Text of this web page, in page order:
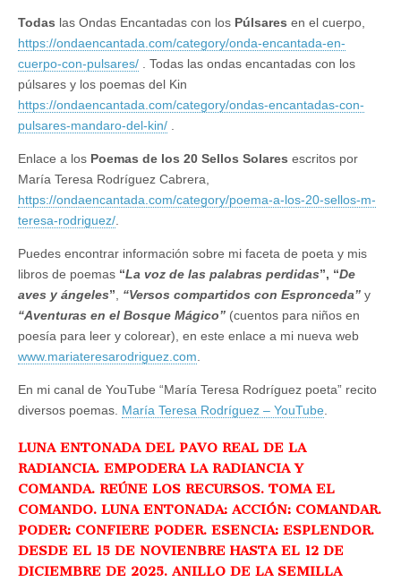
Todas las Ondas Encantadas con los Púlsares en el cuerpo,
https://ondaencantada.com/category/onda-encantada-en-
cuerpo-con-pulsares/ . Todas las ondas encantadas con los
púlsares y los poemas del Kin
https://ondaencantada.com/category/ondas-encantadas-con-
pulsares-mandaro-del-kin/
Enlace a los Poemas de los 20 Sellos Solares escritos por
María Teresa Rodríguez Cabrera,
https://ondaencantada.com/category/poema-a-los-20-sellos-m-
teresa-rodriguez/
Puedes encontrar información sobre mi faceta de poeta y mis
libros de poemas “La voz de las palabras perdidas”, “De
aves y ángeles” “Versos compartidos con Espronceda” y
“Aventuras en el Bosque Mágico” (cuentos para niños en
poesía para leer y colorear), en este enlace a mi nueva web
www.mariateresarodriguez.com
En mi canal de YouTube “María Teresa Rodríguez poeta” recito
diversos poemas. María Teresa Rodríguez – YouTube
LUNA ENTONADA DEL PAVO REAL DE LA
RADIANCIA. EMPODERA LA RADIANCIA Y
COMANDA. REÚNE LOS RECURSOS. TOMA EL
COMANDO. LUNA ENTONADA: ACCIÓN: COMANDAR.
PODER: CONFIERE PODER. ESENCIA: ESPLENDOR.
DESDE EL 15 DE NOVIENBRE HASTA EL 12 DE
DICIEMBRE DE 2025. ANILLO DE LA SEMILLA